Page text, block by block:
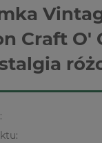
Craft O'